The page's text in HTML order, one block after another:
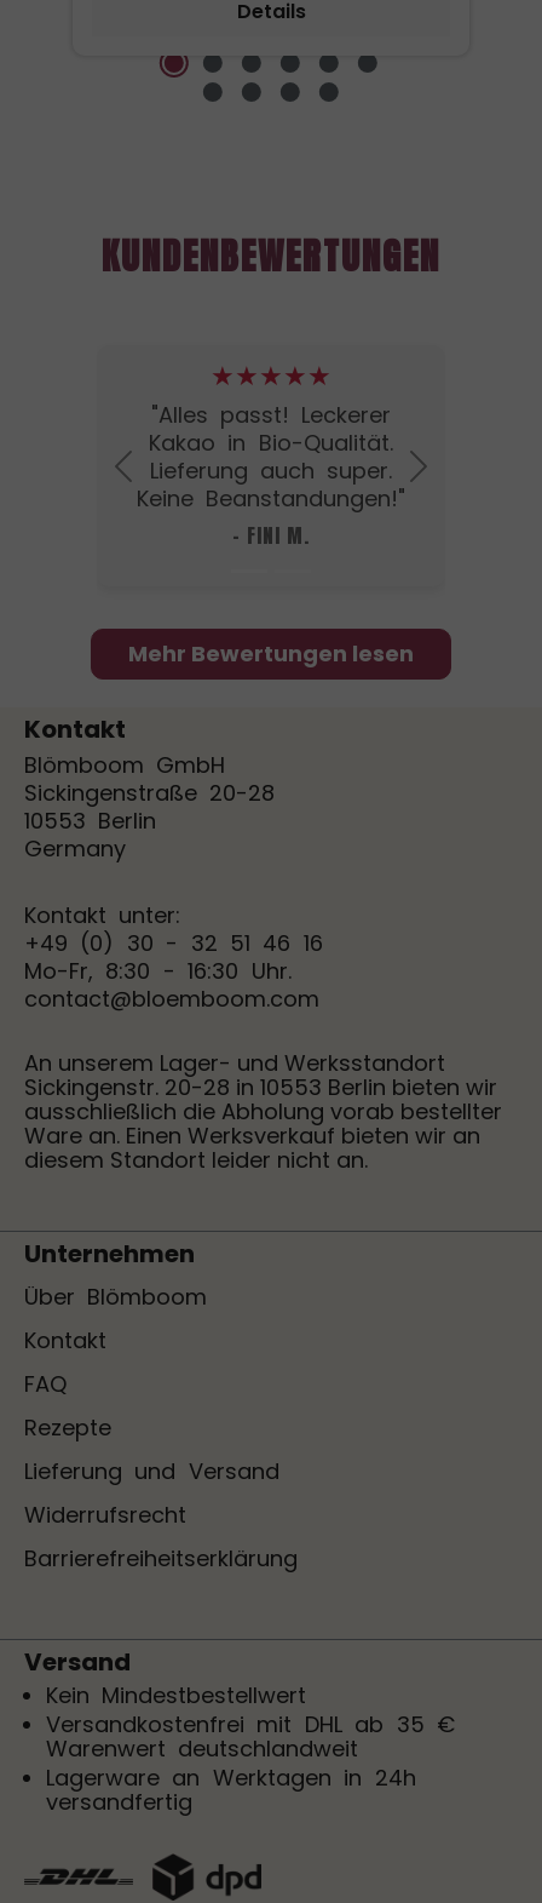
Details
KUNDENBEWERTUNGEN
★★★★★
"Alles passt! Leckerer
Kakao in Bio-Qualität.
Lieferung auch super.
Keine Beanstandungen!"
- FINI M.
Previous
Next
Mehr Bewertungen lesen
Kontakt
Blömboom GmbH
Sickingenstraße 20-28
10553 Berlin
Germany
Kontakt unter:
+49 (0) 30 - 32 51 46 16
Mo-Fr, 8:30 - 16:30 Uhr.
contact@bloemboom.com
An unserem Lager- und Werksstandort
Sickingenstr. 20-28 in 10553 Berlin bieten wir
ausschließlich die Abholung vorab bestellter
Ware an. Einen Werksverkauf bieten wir an
diesem Standort leider nicht an.
Unternehmen
Über Blömboom
Kontakt
FAQ
Rezepte
Lieferung und Versand
Widerrufsrecht
Barrierefreiheitserklärung
Versand
Kein Mindestbestellwert
Versandkostenfrei mit DHL ab 35 €
Warenwert deutschlandweit
Lagerware an Werktagen in 24h
versandfertig